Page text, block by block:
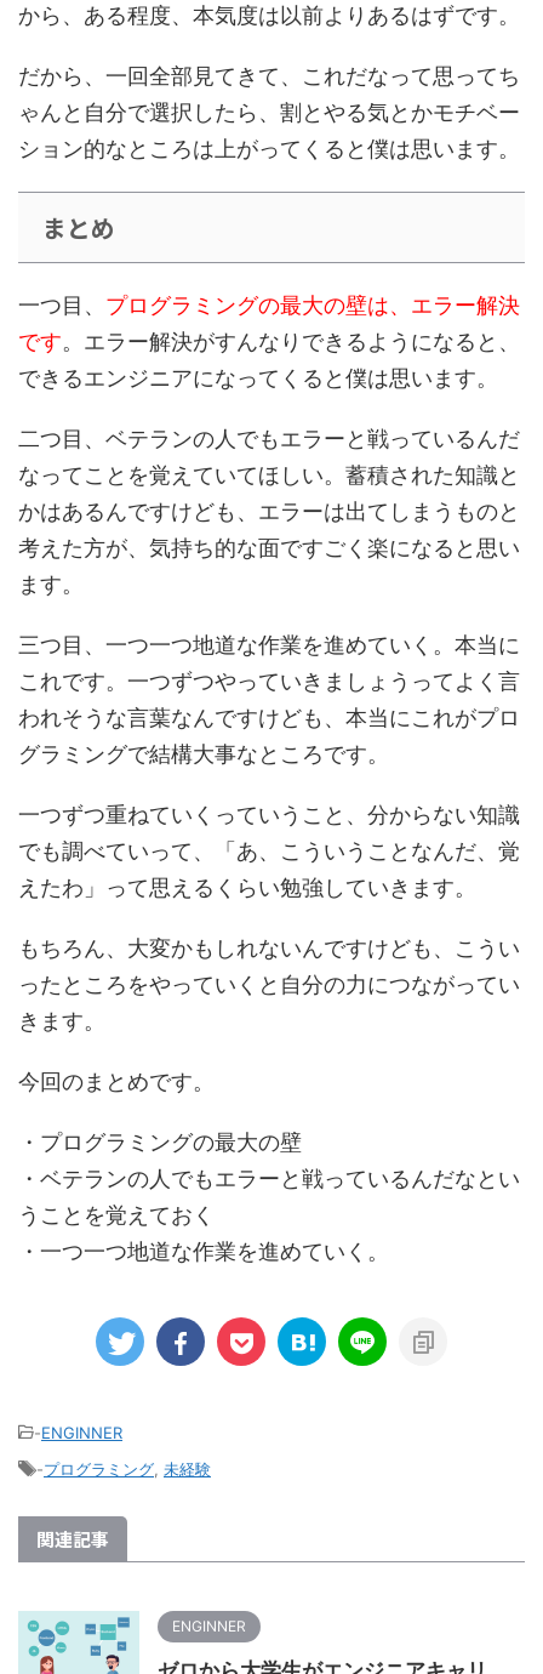
から、 ある程度、本気度は以前よりあるはずです。
だから、一回全部見てきて、これだなって思ってち
ゃんと自分で選択したら、割とやる気とかモチベー
ション的なところは上がってくる と僕は思います。
まとめ
一つ目、 プログラミングの最大の壁は、エラー解決
です。エラー解決がすんなりできるようになると、
できるエンジニアになってくると僕は思います。
二つ目、 ベテランの人でもエラーと戦っているんだ
なってことを覚えていてほしい。蓄積された知識と
かはあるんですけども、エラーは出てしまうものと
考えた方が、気持ち的な面ですごく楽になると思い
ます。
三つ目、 一つ一つ地道な作業を進めていく 。本当に
これです。一つずつやっていきましょうってよく言
われそうな言葉なんですけども、本当にこれがプロ
グラミングで結構大事なところです。
一つずつ重ねていくっていうこと、分からない知識
でも調べていって、「あ、こういうことなんだ、覚
えたわ」って思えるくらい勉強していきます。
もちろん、大変かもしれないんですけども、こうい
ったところをやっていくと自分の力につながってい
きます。
今回のまとめです。
・プログラミングの最大の壁
・ベテランの人でもエラーと戦っているんだなとい
うことを覚えておく
・一つ一つ地道な作業を進めていく。
-ENGINNER
-プログラミング 未経験
関連記事
ENGINNER